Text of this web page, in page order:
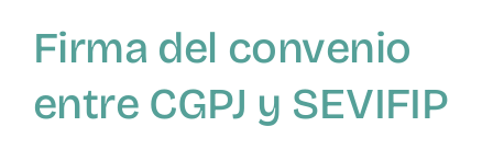
Violencia
Filio-
Parental
Firma del convenio
entre CGPJ y SEVIFIP